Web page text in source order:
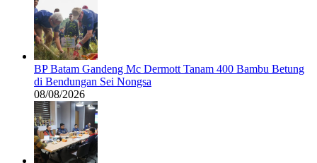
BP Batam Gandeng Mc Dermott Tanam 400 Bambu Betung
di Bendungan Sei Nongsa
08/08/2026